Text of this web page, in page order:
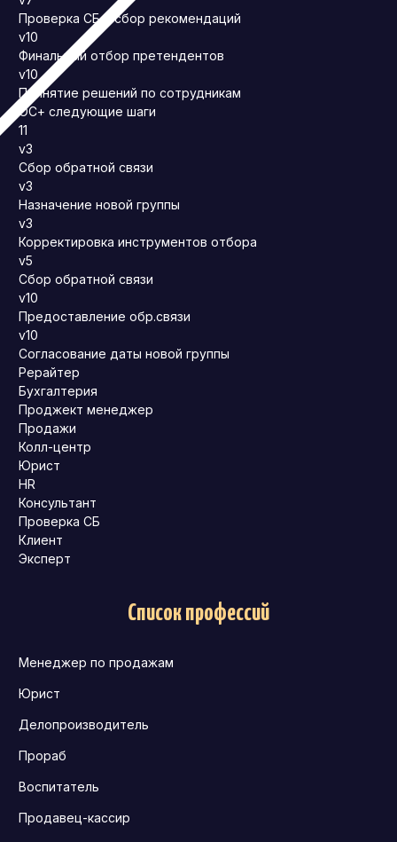
Проверка СБ и сбор рекомендаций
v10
Финальный отбор претендентов
v10
Принятие решений по сотрудникам
ОС+ следующие шаги
11
v3
Сбор обратной связи
v3
Назначение новой группы
v3
Корректировка инструментов отбора
v5
Сбор обратной связи
v10
Предоставление обр.связи
v10
Согласование даты новой группы
Рерайтер
Бухгалтерия
Проджект менеджер
Продажи
Колл-центр
Юрист
HR
Консультант
Проверка СБ
Клиент
Эксперт
Список профессий
Менеджер по продажам
Юрист
Делопроизводитель
Прораб
Воспитатель
Продавец-кассир